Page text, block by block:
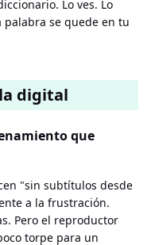
Lo ves. Lo
palabra se quede en tu
digital
que
"sin subtítulos desde
a la frustración.
Pero el reproductor
torpe para un